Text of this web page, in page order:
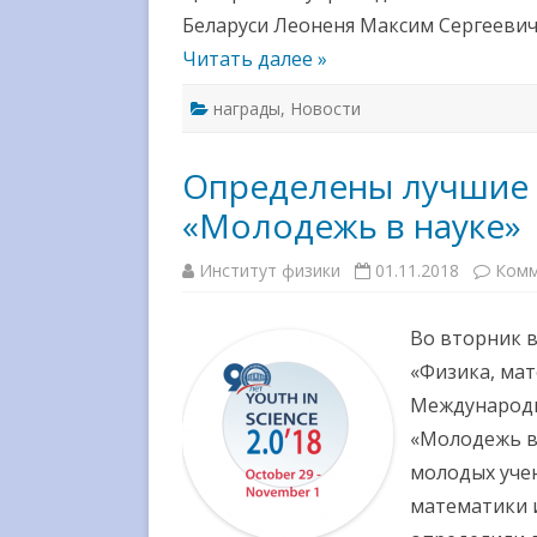
Беларуси Леоненя Максим
Читать далее »
награды, Новости
Определены лучшие
«Молодежь в науке»
Институт физики 01.11.2018
Во вторник
«Физика,
«Молодежь в
молодых
математики